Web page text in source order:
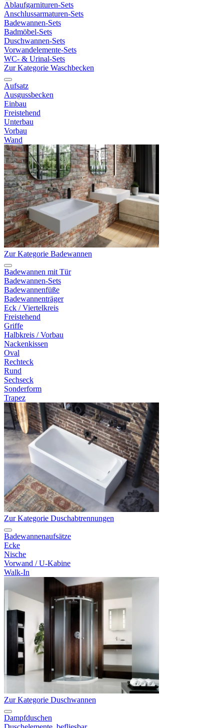
Ablaufgarnituren-Sets
Anschlussarmaturen-Sets
Badewannen-Sets
Badmöbel-Sets
Duschwannen-Sets
Vorwandelemente-Sets
WC- & Urinal-Sets
Zur Kategorie Waschbecken
Aufsatz
Ausgussbecken
Einbau
Freistehend
Unterbau
Vorbau
Wand
Zur Kategorie Badewannen
Badewannen mit Tür
Badewannen-Sets
Badewannenfüße
Badewannenträger
Eck / Viertelkreis
Freistehend
Griffe
Halbkreis / Vorbau
Nackenkissen
Oval
Rechteck
Rund
Sechseck
Sonderform
Trapez
Zur Kategorie Duschabtrennungen
Badewannenaufsätze
Ecke
Nische
Vorwand / U-Kabine
Walk-In
Zur Kategorie Duschwannen
Dampfduschen